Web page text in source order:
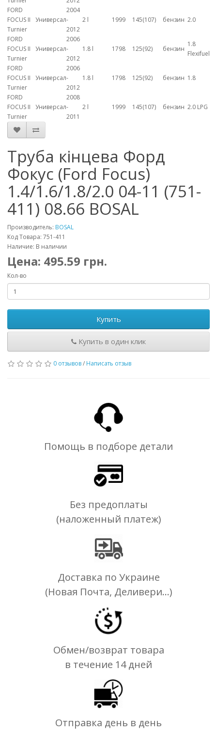
FORD
FOCUS II
Turnier
Универсал
2004
-
2012
2 l 1999 145(107) бензин 2.0
FORD
FOCUS II
Turnier
Универсал
2006
-
2012
1.8 l 1798 125(92) бензин
1.8
Flexifuel
FORD
FOCUS II
Turnier
Универсал
2006
-
2012
1.8 l 1798 125(92) бензин 1.8
FORD
FOCUS II
Turnier
Универсал
2008
-
2011
2 l 1999 145(107) бензин 2.0 LPG
Труба кінцева Форд
Фокус (Ford Focus)
1.4/1.6/1.8/2.0 04-11 (751-
411) 08.66 BOSAL
Производитель: BOSAL
Код Товара: 751-411
Наличие: В наличии
Цена: 495.59 грн.
Кол-во
Купить
Купить в один клик
0 отзывов/ Написать отзыв
Помощь в подборе детали
Без предоплаты
(наложенный платеж)
Доставка по Украине
(Новая Почта, Деливери...)
Обмен/возврат товара
в течение 14 дней
Отправка день в день